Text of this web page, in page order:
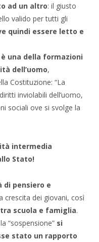
ad un altro: il giusto
valido per tutti gli
quindi essere letto e
una della formazioni
dell’uomo,
Costituzione: “La
inviolabili dell’uomo,
sociali ove si svolge la
intermedia
Stato!
di pensiero e
crescita dei giovani, così
scuola e famiglia.
“sospensione” si
stato un rapporto